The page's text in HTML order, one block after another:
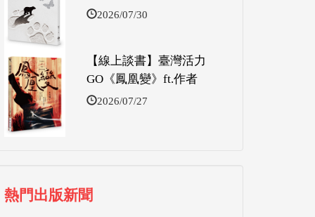
2026/07/30
【線上談書】臺灣活力
GO《鳳凰變》ft.作者
2026/07/27
熱門出版新聞